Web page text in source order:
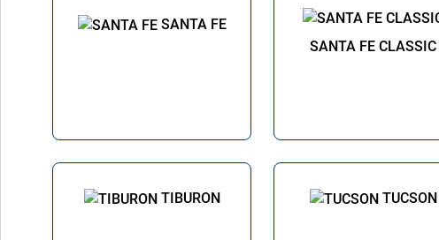
SANTA FE
SANTA FE CLASSIC
TIBURON TUCSON